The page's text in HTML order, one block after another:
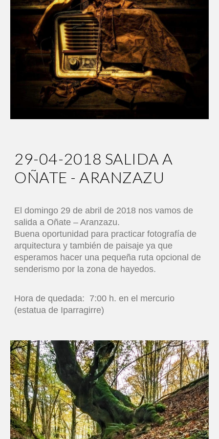
29-04-2018 SALIDA A
OÑATE - ARANZAZU
El domingo 29 de abril de 2018 nos vamos de
salida a Oñate – Aranzazu.
Buena oportunidad para practicar fotografía de
arquitectura y también de paisaje ya que
esperamos hacer una pequeña ruta opcional de
senderismo por la zona de hayedos.
Hora de quedada: 7:00 h. en el mercurio
(estatua de Iparragirre)